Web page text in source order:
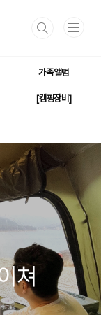
가족앨범
[캠핑장비]
쳐